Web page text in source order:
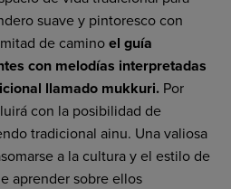
suave y pintoresco con
de camino el guía
con melodías interpretadas
llamado mukkuri. Por
con la posibilidad de
tradicional ainu. Una valiosa
a la cultura y el estilo de
aprender sobre ellos